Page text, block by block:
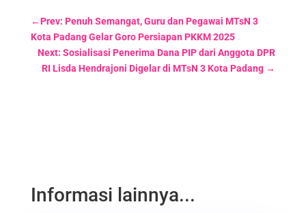
←Prev: Penuh Semangat, Guru dan Pegawai MTsN 3
Kota Padang Gelar Goro Persiapan PKKM 2025
Next: Sosialisasi Penerima Dana PIP dari Anggota DPR
RI Lisda Hendrajoni Digelar di MTsN 3 Kota Padang →
Informasi lainnya...